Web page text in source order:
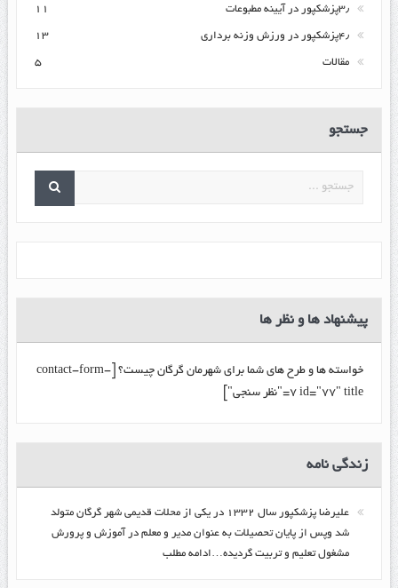
۳٫پزشکپور در آیینه مطبوعات ۱۱
۴٫پزشکپور در ورزش وزنه برداری ۱۳
مقالات ۵
جستجو
پیشنهاد ها و نظر ها
خواسته ها و طرح های شما برای شهرمان گرگان چیست؟ [contact-form-
7 id="77" title="نظر سنجی"]
زندگي نامه
عليرضا پزشكپور سال ۱۳۳۲ در یکی از محلات قدیمی شهر گرگان متولد
شد وپس از پایان تحصیلات به عنوان مدیر و معلم در آموزش و پرورش
مشغول تعلیم و تربیت گرديده…ادامه مطلب